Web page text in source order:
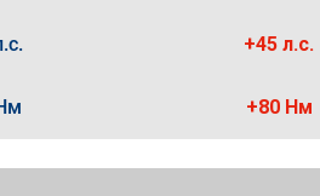
+45 л.с.
+80 Нм